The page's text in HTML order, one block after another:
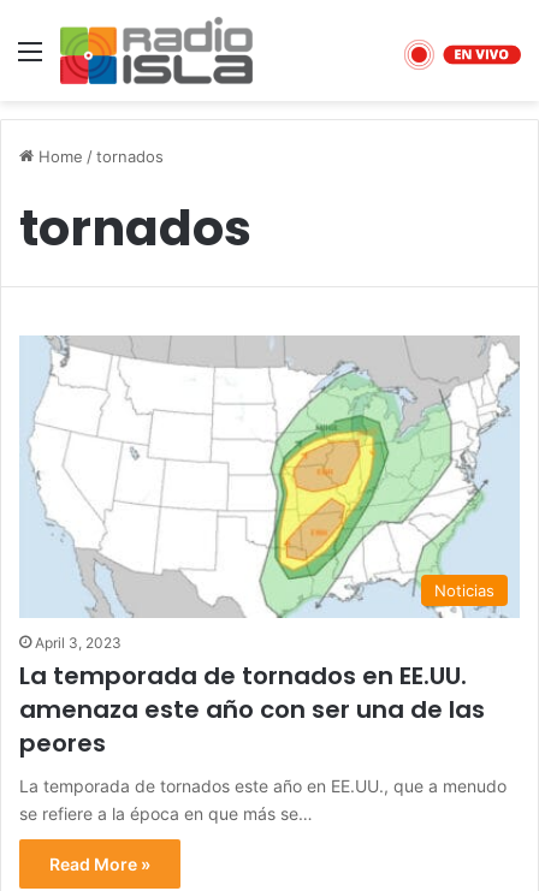
Menu
Home /tornados
tornados
Noticias
April 3, 2023
La temporada de tornados en EE.UU.
amenaza este año con ser una de las
peores
La temporada de tornados este año en EE.UU., que a menudo
se refiere a la época en que más se…
Read More »